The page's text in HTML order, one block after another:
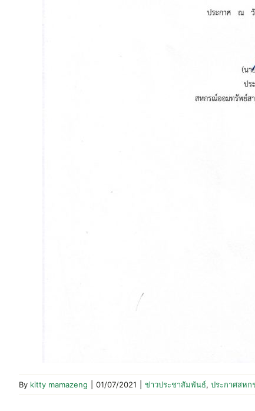
By kitty mamazeng 01/07/2021 ข่าวประชาสัมพันธ์, ประกาศสห